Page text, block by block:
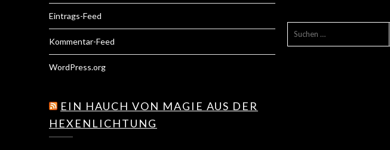
Eintrags-Feed
Kommentar-Feed
WordPress.org
EIN HAUCH VON MAGIE AUS DER
HEXENLICHTUNG